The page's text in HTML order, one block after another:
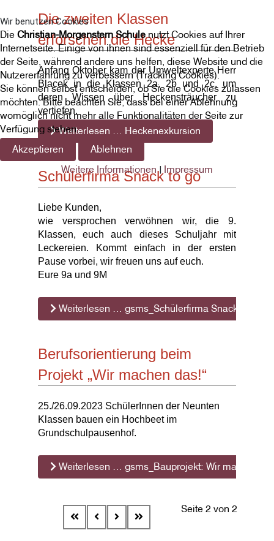
Die zweiten Klassen
erforschen die Hecke
Anfang Oktober kam der Umweltexperte Herr
Blacek in die Klassen 2a, 2b und 2c, um
deren Wissen über Heckensträucher zu
vertiefen.
Weiterlesen … Heckenexkursion
Schülerfirma Snack to go
Liebe Kunden,
wie versprochen verwöhnen wir, die 9.
Klassen, euch auch dieses Schuljahr mit
Leckereien. Kommt einfach in der ersten
Pause vorbei, wir freuen uns auf euch.
Eure 9a und 9M
Weiterlesen … gsms_Schülerfirma Snack to go
Berufsorientierung beim
Projekt „Wir machen das!“
25./26.09.2023 SchülerInnen der Neunten
Klassen bauen ein Hochbeet im
Grundschulpausenhof.
Weiterlesen … gsms_Bauprojekt: Wir machen
Seite 2 von 2
Wir benutzen Cookies
Die Christian-Morgenstern Schulenutzt Cookies auf Ihrer
Internetseite. Einige von ihnen sind essenziell für den Betrieb
der Seite, während andere uns helfen, diese Website und die
Nutzererfahrung zu verbessern (Tracking Cookies).
Sie können selbst entscheiden, ob Sie die Cookies zulassen
möchten. Bitte beachten Sie, dass bei einer Ablehnung
womöglich nicht mehr alle Funktionalitäten der Seite zur
Verfügung stehen.
Akzeptieren
Ablehnen
Weitere Informationen| Impressum